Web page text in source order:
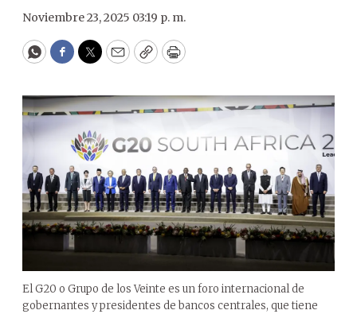
Noviembre 23, 2025 03:19 p. m.
WhatsApp
Facebook
Twitter
EmailCopyPrint
El G20 o Grupo de los Veinte es un foro internacional de
gobernantes y presidentes de bancos centrales, que tiene